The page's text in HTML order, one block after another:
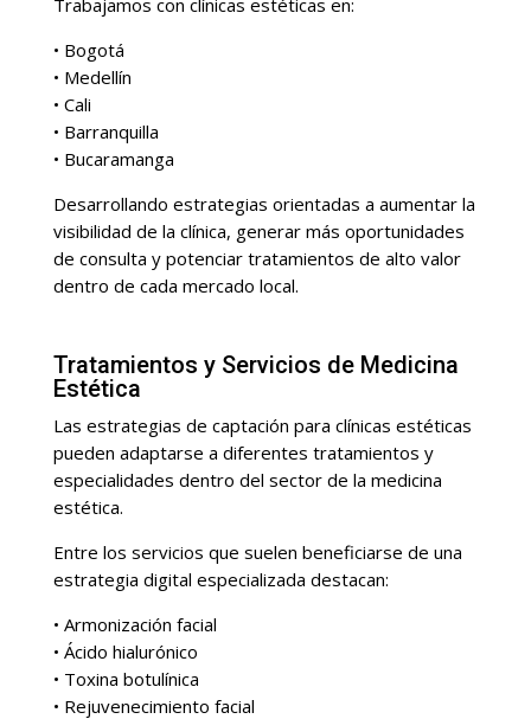
• Bogotá
• Medellín
• Cali
• Barranquilla
• Bucaramanga
Desarrollando estrategias orientadas a aumentar la
visibilidad de la clínica, generar más oportunidades
de consulta y potenciar tratamientos de alto valor
dentro de cada mercado local.
Tratamientos y Servicios de Medicina
Estética
Las estrategias de captación para clínicas estéticas
pueden adaptarse a diferentes tratamientos y
especialidades dentro del sector de la medicina
estética.
Entre los servicios que suelen beneficiarse de una
estrategia digital especializada destacan:
• Armonización facial
• Ácido hialurónico
• Toxina botulínica
• Rejuvenecimiento facial